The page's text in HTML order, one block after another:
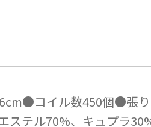
コイル数450個●張り
テル70%、キュプラ